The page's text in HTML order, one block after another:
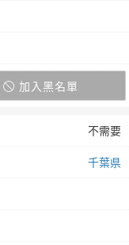
加入黑名單
不需要
千葉県